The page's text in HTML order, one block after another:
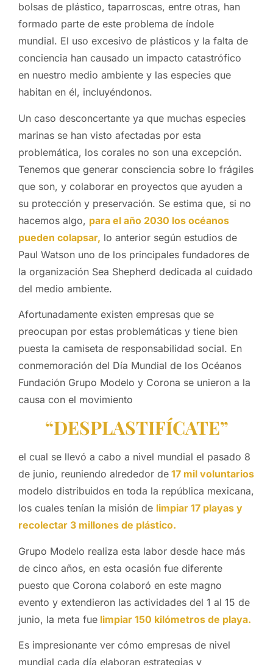
bolsas de plástico, taparroscas, entre otras, han
formado parte de este problema de índole
mundial. El uso excesivo de plásticos y la falta de
conciencia han causado un impacto catastrófico
en nuestro medio ambiente y las especies que
habitan en él, incluyéndonos.
Un caso desconcertante ya que muchas especies
marinas se han visto afectadas por esta
problemática, los corales no son una excepción.
Tenemos que generar consciencia sobre lo frágiles
que son, y colaborar en proyectos que ayuden a
su protección y preservación. Se estima que, si no
hacemos algo, para el año 2030 los océanos
pueden colapsar, lo anterior según estudios de
Paul Watson uno de los principales fundadores de
la organización Sea Shepherd dedicada al cuidado
del medio ambiente.
Afortunadamente existen empresas que se
preocupan por estas problemáticas y tiene bien
puesta la camiseta de responsabilidad social. En
conmemoración del Día Mundial de los Océanos
Fundación Grupo Modelo y Corona se unieron a la
causa con el movimiento
“DESPLASTIFÍCATE”
el cual se llevó a cabo a nivel mundial el pasado 8
de junio, reuniendo alrededor de 17 mil voluntarios
modelo distribuidos en toda la república mexicana,
los cuales tenían la misión de limpiar 17 playas y
recolectar 3 millones de plástico.
Grupo Modelo realiza esta labor desde hace más
de cinco años, en esta ocasión fue diferente
puesto que Corona colaboró en este magno
evento y extendieron las actividades del 1 al 15 de
junio, la meta fue limpiar 150 kilómetros de playa.
Es impresionante ver cómo empresas de nivel
mundial cada día elaboran estrategias y